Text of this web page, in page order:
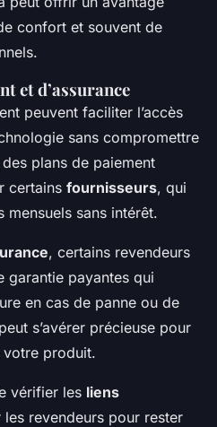
confort et souvent de
et d’assurance
peuvent faciliter l’accès
sans compromettre
plans de paiement
certains fournisseurs, qui
mensuels sans intérêt.
, certains revendeurs
garantie payantes qui
en cas de panne ou de
s’avérer précieuse pour
votre produit.
vérifier les liens
revendeurs pour rester